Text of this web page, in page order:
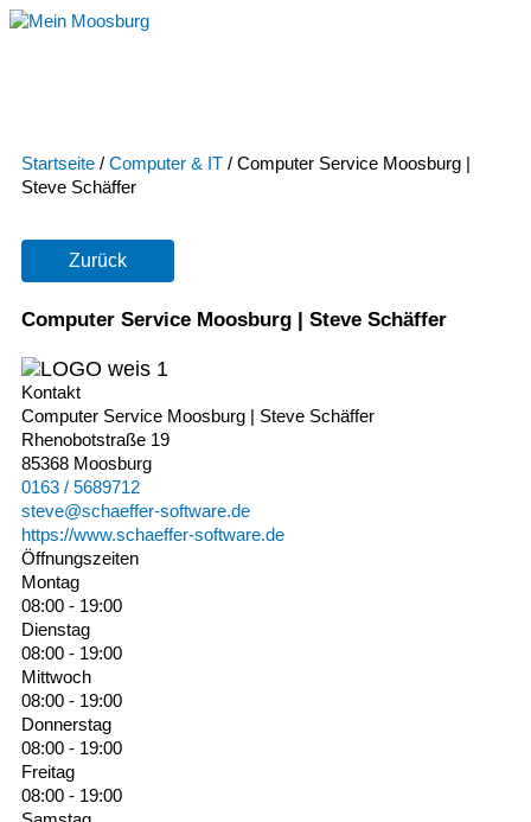
Zum
Inhalt
Startseite / Computer & IT / Computer Service Moosburg |
Steve Schäffer
Computer Service Moosburg | Steve Schäffer
Zurück
Kontakt
Computer Service Moosburg | Steve Schäffer
Rhenobotstraße 19
85368 Moosburg
0163 / 5689712
steve@schaeffer-software.de
https://www.schaeffer-software.de
Öffnungszeiten
Montag
08:00 - 19:00
Dienstag
08:00 - 19:00
Mittwoch
08:00 - 19:00
Donnerstag
08:00 - 19:00
Freitag
08:00 - 19:00